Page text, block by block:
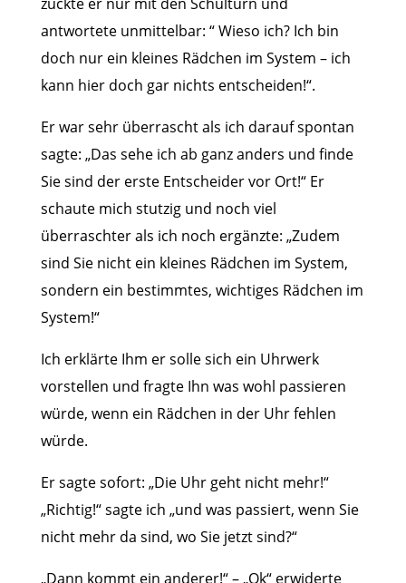
zuckte er nur mit den Schulturn und
antwortete unmittelbar: “ Wieso ich? Ich bin
doch nur ein kleines Rädchen im System – ich
kann hier doch gar nichts entscheiden!“.
Er war sehr überrascht als ich darauf spontan
sagte: „Das sehe ich ab ganz anders und finde
Sie sind der erste Entscheider vor Ort!“ Er
schaute mich stutzig und noch viel
überraschter als ich noch ergänzte: „Zudem
sind Sie nicht ein kleines Rädchen im System,
sondern ein bestimmtes, wichtiges Rädchen im
System!“
Ich erklärte Ihm er solle sich ein Uhrwerk
vorstellen und fragte Ihn was wohl passieren
würde, wenn ein Rädchen in der Uhr fehlen
würde.
Er sagte sofort: „Die Uhr geht nicht mehr!“
„Richtig!“ sagte ich „und was passiert, wenn Sie
nicht mehr da sind, wo Sie jetzt sind?“
„Dann kommt ein anderer!“ – „Ok“ erwiderte